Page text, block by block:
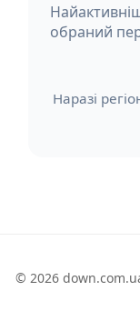
обраний
Наразі
© 2026